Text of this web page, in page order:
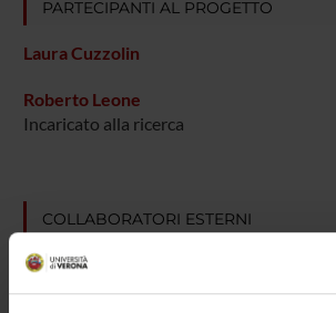
PARTECIPANTI AL PROGETTO
Laura Cuzzolin
Roberto Leone
Incaricato alla ricerca
COLLABORATORI ESTERNI
Silvia Brasola